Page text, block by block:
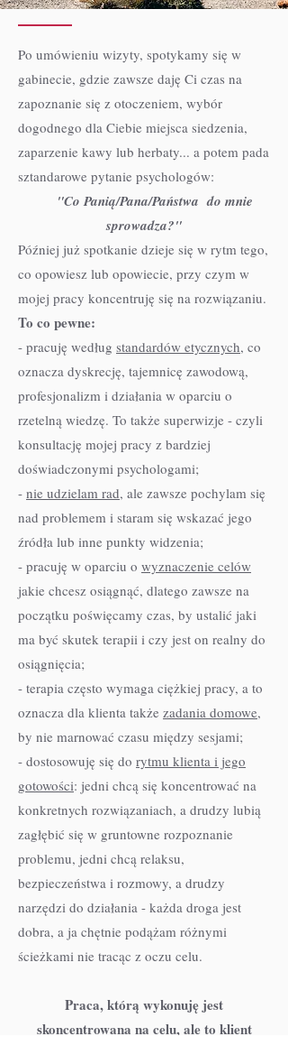
Po umówieniu wizyty, spotykamy się w
gabinecie, gdzie zawsze daję Ci czas na
zapoznanie się z otoczeniem, wybór
dogodnego dla Ciebie miejsca siedzenia,
zaparzenie kawy lub herbaty... a potem pada
sztandarowe pytanie psychologów:
"Co Panią/Pana/Państwa do mnie
sprowadza?"
Później już spotkanie dzieje się w rytm tego,
co opowiesz lub opowiecie, przy czym w
mojej pracy koncentruję się na rozwiązaniu.
To co pewne:
- pracuję według standardów etycznych, co
oznacza dyskrecję, tajemnicę zawodową,
profesjonalizm i działania w oparciu o
rzetelną wiedzę. To także superwizje - czyli
konsultację mojej pracy z bardziej
doświadczonymi psychologami;
- nie udzielam rad, ale zawsze pochylam się
nad problemem i staram się wskazać jego
źródła lub inne punkty widzenia;
- pracuję w oparciu o wyznaczenie celów
jakie chcesz osiągnąć, dlatego zawsze na
początku poświęcamy czas, by ustalić jaki
ma być skutek terapii i czy jest on realny do
osiągnięcia;
- terapia często wymaga ciężkiej pracy, a to
oznacza dla klienta także zadania domowe,
by nie marnować czasu między sesjami;
- dostosowuję się do rytmu klienta i jego
gotowości: jedni chcą się koncentrować na
konkretnych rozwiązaniach, a drudzy lubią
zagłębić się w gruntowne rozpoznanie
problemu, jedni chcą relaksu,
bezpieczeństwa i rozmowy, a drudzy
narzędzi do działania - każda droga jest
dobra, a ja chętnie podążam różnymi
ścieżkami nie tracąc z oczu celu.
Praca, którą wykonuję jest
skoncentrowana na celu, ale to klient